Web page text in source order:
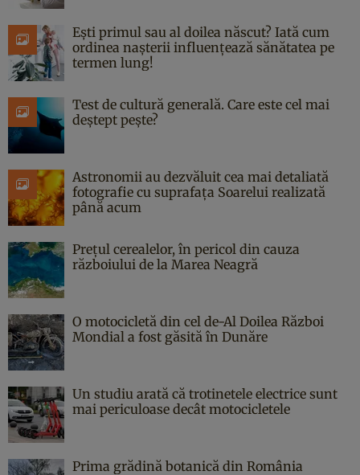
Ești primul sau al doilea născut? Iată cum
ordinea nașterii influențează sănătatea pe
termen lung!
Test de cultură generală. Care este cel mai
deștept pește?
Astronomii au dezvăluit cea mai detaliată
fotografie cu suprafața Soarelui realizată
până acum
Prețul cerealelor, în pericol din cauza
războiului de la Marea Neagră
O motocicletă din cel de-Al Doilea Război
Mondial a fost găsită în Dunăre
Un studiu arată că trotinetele electrice sunt
mai periculoase decât motocicletele
Prima grădină botanică din România